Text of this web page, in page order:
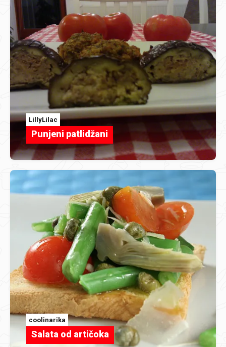
LillyLilac
Punjeni patlidžani
coolinarika
Salata od artičoka